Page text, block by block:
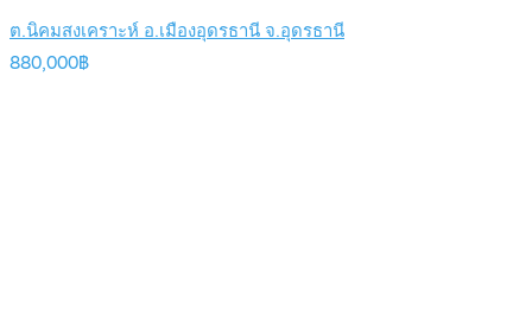
ต.นิคมสงเคราะห์ อ.เมืองอุดรธานี จ.อุดรธานี
880,000฿